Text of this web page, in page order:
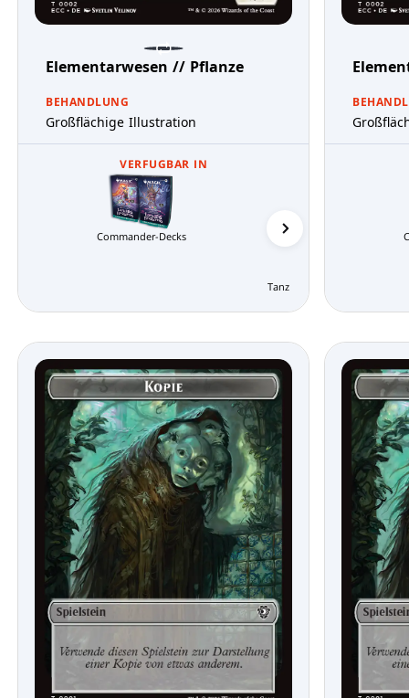
Elementarwesen // Pflanze
BEHANDLUNG
Großflächige Illustration
VERFUGBAR IN
Commander-Decks
Tanz der Elementare